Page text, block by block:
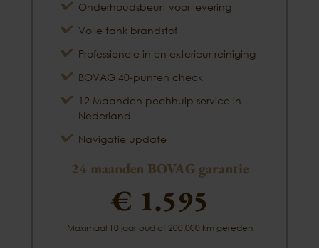
Onderhoudsbeurt voor levering
Volle tank brandstof
Professionele in en exterieur reiniging
BOVAG 40-punten check
12 Maanden pechhulp service in
Nederland
Navigatie update
24 maanden BOVAG garantie
€ 1.595
Maximaal 10 jaar oud of 200.000 km gereden